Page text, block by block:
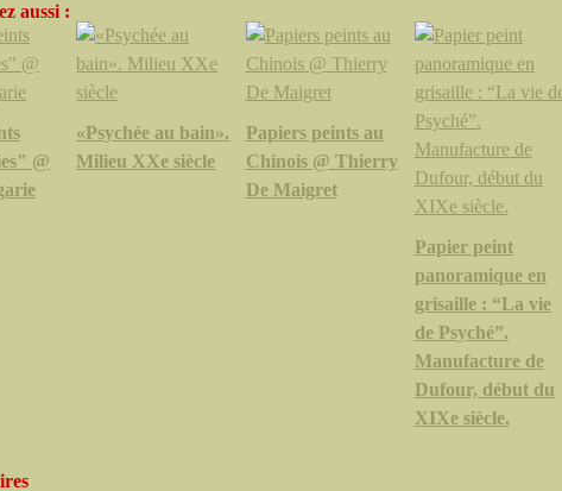
aussi :
@
«Psychée au bain».
Milieu XXe siècle
Papiers peints au
Chinois @ Thierry
De Maigret
Papier peint
panoramique en
grisaille : “La vie
de Psyché”.
Manufacture de
Dufour, début du
XIXe siècle.